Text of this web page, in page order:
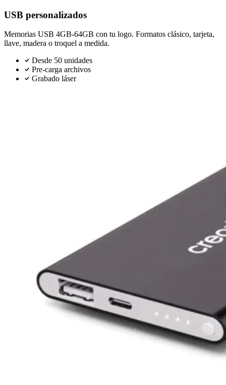
USB personalizados
Memorias USB 4GB-64GB con tu logo. Formatos clásico, tarjeta,
llave, madera o troquel a medida.
Desde 50 unidades
Pre-carga archivos
Grabado láser